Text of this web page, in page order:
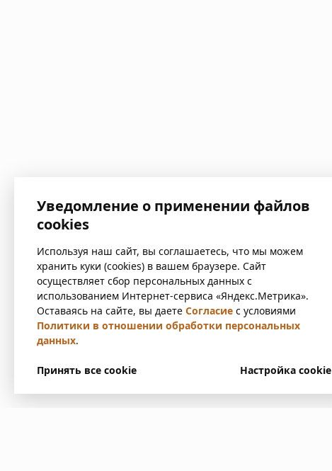
Уведомление о применении файлов
cookies
Используя наш сайт, вы соглашаетесь, что мы можем
хранить куки (cookies) в вашем браузере. Сайт
осуществляет сбор персональных данных с
использованием Интернет-сервиса «Яндекс.Метрика».
Оставаясь на сайте, вы даете Согласие с условиями
Политики в отношении обработки персональных
данных.
Принять все cookie Настройка cookie